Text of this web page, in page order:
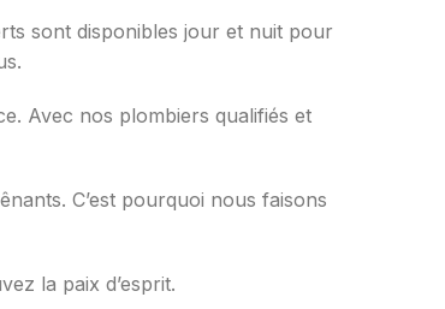
sont disponibles jour et nuit pour
Avec nos plombiers qualifiés et
C’est pourquoi nous faisons
la paix d’esprit.